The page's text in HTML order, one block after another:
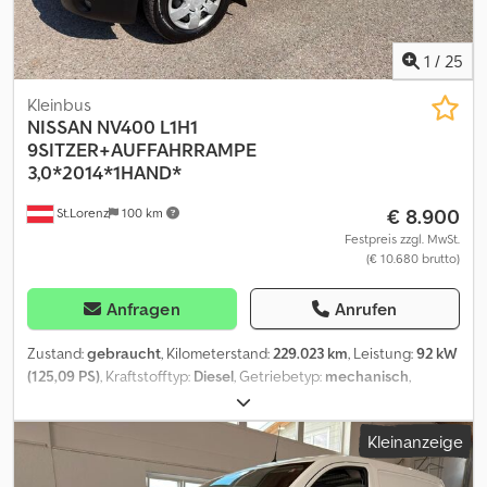
1 / 25
St.Lorenz 100 km
Kleinbus
NISSAN NV400 L1H1
9SITZER+AUFFAHRRAMPE
3,0*2014*1HAND*
€ 8.900
Festpreis zzgl. MwSt.
(€ 10.680 brutto)
Anfragen Anrufen
Zustand:gebraucht, Kilometerstand:229.023 km, Leistung:92 kW
(125,09 PS), Kraftstofftyp: Diesel, Getriebetyp: mechanisch,
, nächste Prüfung (TÜV):
Emissionsklasse:Euro5, Farbe:Grau, Anzahl der Sitzplätze:9,
Ausstattung:
ABS, Elektronisches Stabilitätsprogramm (ESP),
Klimaanlage, Rußfilter, Wegfahrsperre, Zentralverriegelung, *
Kleinanzeige